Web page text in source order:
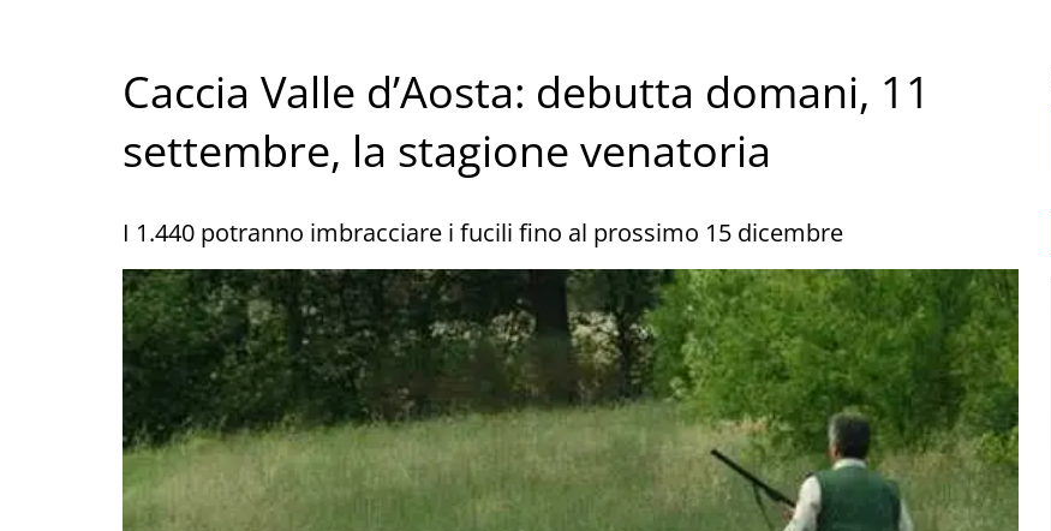
Caccia Valle d’Aosta: debutta domani, 11
settembre, la stagione venatoria
I 1.440 potranno imbracciare i fucili fino al prossimo 15 dicembre